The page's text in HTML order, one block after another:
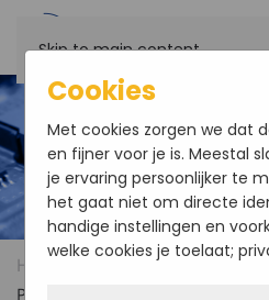
Skip to main content
Home Manufacturers
Pro | 3Gbps
Cookies
Met cookies zorgen we dat
en fijner voor je is. Meestal
je ervaring persoonlijker te
het gaat niet om directe
handige instellingen en
welke cookies je toelaat;